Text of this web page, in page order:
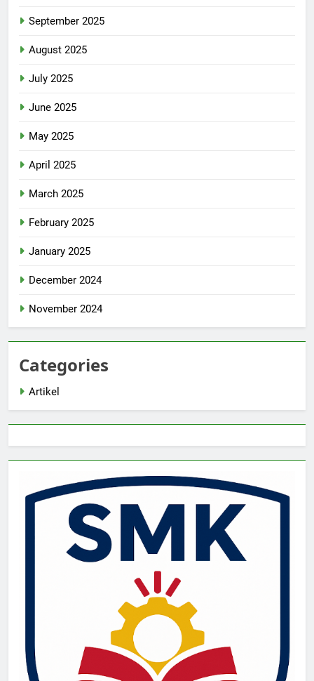
September 2025
August 2025
July 2025
June 2025
May 2025
April 2025
March 2025
February 2025
January 2025
December 2024
November 2024
Categories
Artikel